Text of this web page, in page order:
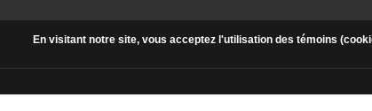
© Copyright 2026 - Powered byLightspeed- Theme ByDMWSx
En visitant notre site, vous acceptez l'utilisation des témoins